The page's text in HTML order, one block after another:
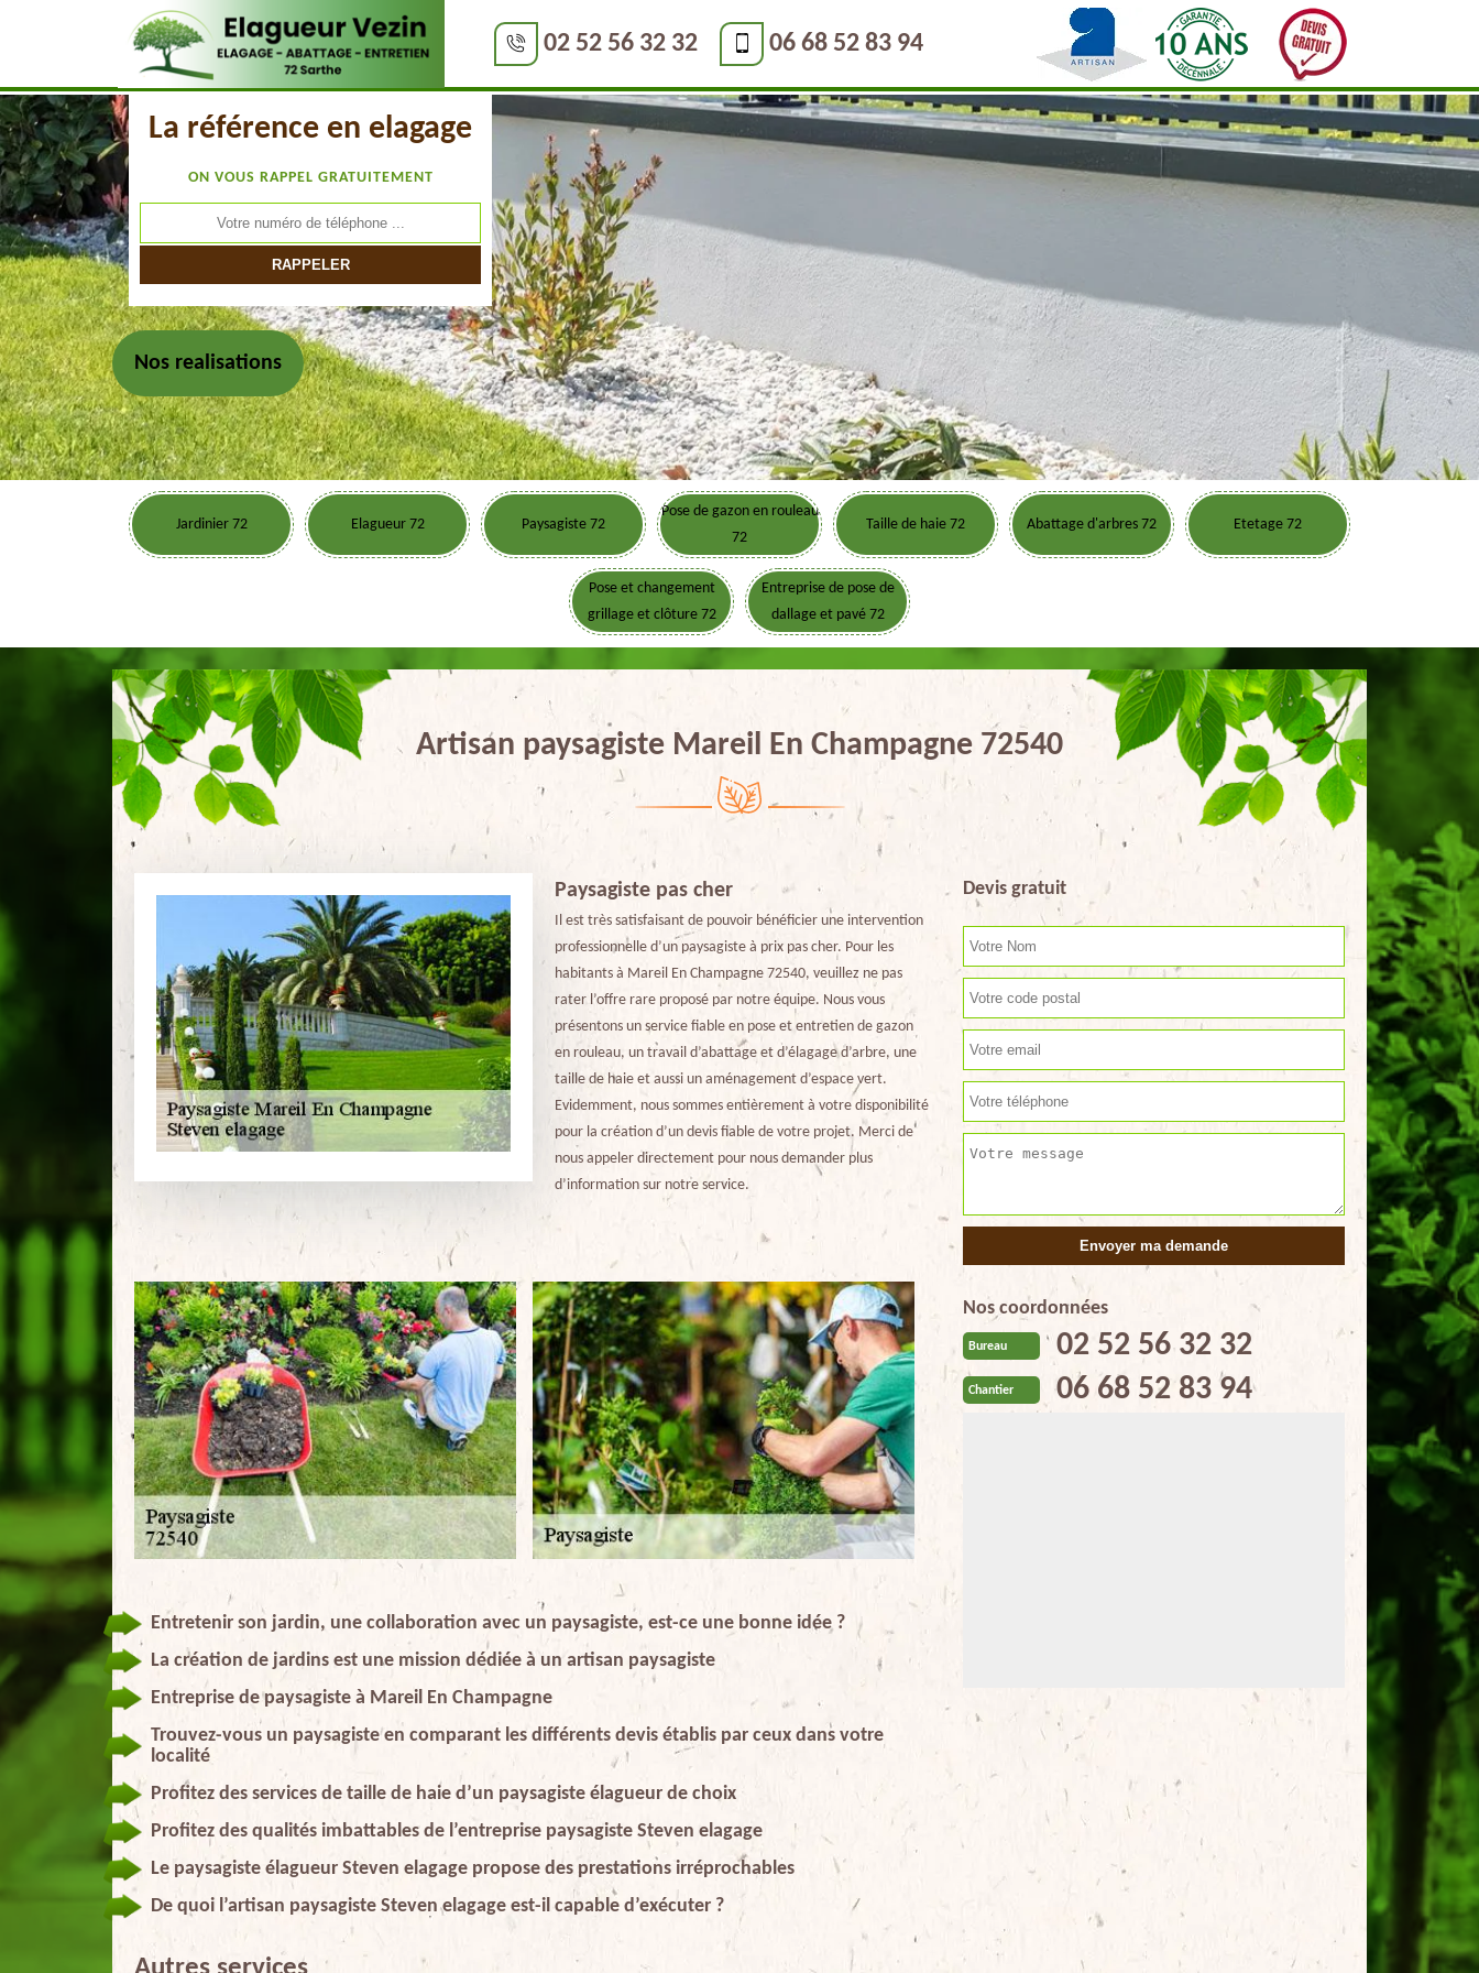
02 52 56 32 32 06 68 52 83 94
La référence en elagage
ON VOUS RAPPEL GRATUITEMENT
Nos realisations
Jardinier 72 Elagueur 72 Paysagiste 72
Pose de gazon en rouleau
72
Taille de haie 72 Abattage d'arbres 72 Etetage 72
Pose et changement
grillage et clôture 72
Entreprise de pose de
dallage et pavé 72
Artisan paysagiste Mareil En Champagne 72540
Paysagiste pas cher
Il est très satisfaisant de pouvoir bénéficier une intervention
professionnelle d’un paysagiste à prix pas cher. Pour les
habitants à Mareil En Champagne 72540, veuillez ne pas
rater l’offre rare proposé par notre équipe. Nous vous
présentons un service fiable en pose et entretien de gazon
en rouleau, un travail d’abattage et d’élagage d’arbre, une
taille de haie et aussi un aménagement d’espace vert.
Evidemment, nous sommes entièrement à votre disponibilité
pour la création d’un devis fiable de votre projet. Merci de
nous appeler directement pour nous demander plus
d’information sur notre service.
Entretenir son jardin, une collaboration avec un paysagiste, est-ce une bonne idée ?
La création de jardins est une mission dédiée à un artisan paysagiste
Entreprise de paysagiste à Mareil En Champagne
Trouvez-vous un paysagiste en comparant les différents devis établis par ceux dans votre
localité
Profitez des services de taille de haie d’un paysagiste élagueur de choix
Profitez des qualités imbattables de l’entreprise paysagiste Steven elagage
Le paysagiste élagueur Steven elagage propose des prestations irréprochables
De quoi l’artisan paysagiste Steven elagage est-il capable d’exécuter ?
Devis gratuit
Nos coordonnées
Bureau 02 52 56 32 32
Chantier 06 68 52 83 94